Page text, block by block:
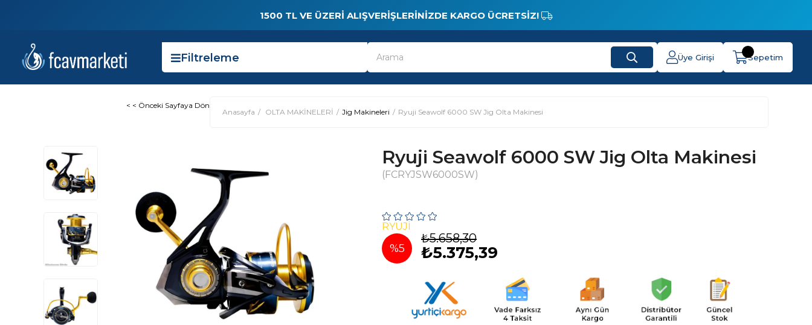
1500 TL VE ÜZERI ALIŞVERIŞLERINIZDE KARGO ÜCRETSIZ!
Filtreleme Üye Girişi Sepetim
Anasayfa OLTA MAKİNELERİ Jig Makineleri Ryuji Seawolf 6000 SW Jig Olta Makinesi
< < Önceki Sayfaya Dön
Ryuji Seawolf 6000 SW Jig Olta Makinesi
(FCRYJSW6000SW)
RYUJI
%5
₺5.658,30
₺5.375,39